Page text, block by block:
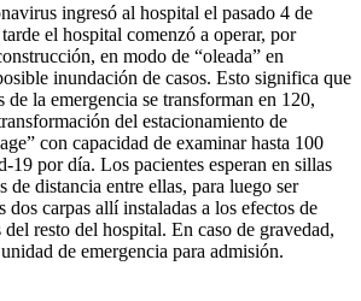
ingresó al hospital el pasado 4 de
el hospital comenzó a operar, por
en modo de “oleada” en
inundación de casos. Esto significa que
de la emergencia se transforman en 120,
del estacionamiento de
con capacidad de examinar hasta 100
19 por día. Los pacientes esperan en sillas
de distancia entre ellas, para luego ser
dos carpas allí instaladas a los efectos de
del resto del hospital. En caso de gravedad,
de emergencia para admisión.